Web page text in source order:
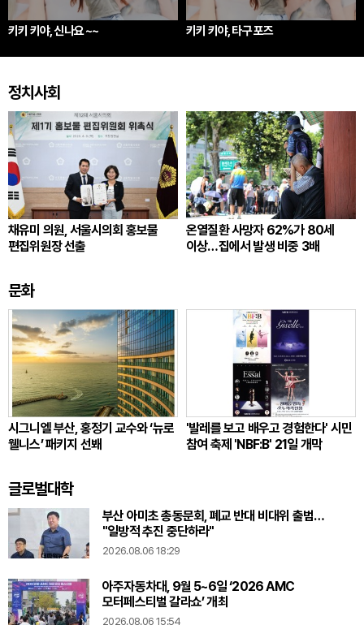
키키 키야, 신나요 ~~ 키키 키야, 타구 포즈
정치사회
채유미 의원, 서울시의회 홍보물
편집위원장 선출
온열질환 사망자 62%가 80세
이상…집에서 발생 비중 3배
문화
시그니엘 부산, 홍정기 교수와 ‘뉴로
웰니스’ 패키지 선봬
'발레를 보고 배우고 경험한다' 시민
참여 축제 'NBF:B' 21일 개막
글로벌대학
부산 아미초 총동문회, 폐교 반대 비대위 출범…
"일방적 추진 중단하라"
2026.08.06 18:29
아주자동차대, 9월 5~6일 ‘2026 AMC
모터페스티벌 갈라쇼’ 개최
2026.08.06 15:54